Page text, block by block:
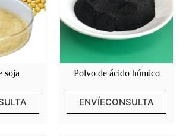
soja Polvo de ácido húmico
ENVÍECONSULTA